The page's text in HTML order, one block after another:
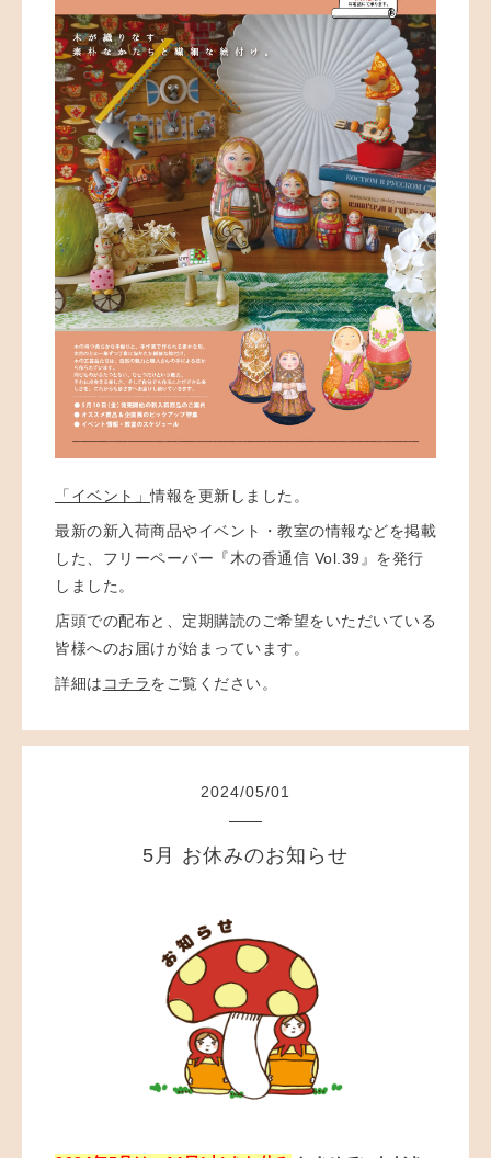
「イベント」情報を更新しました。
最新の新入荷商品やイベント・教室の情報などを掲載
した、フリーペーパー『木の香通信 Vol.39』を発行
しました。
店頭での配布と、定期購読のご希望をいただいている
皆様へのお届けが始まっています。
詳細は コチラをご覧ください。
2024/05/01
5月 お休みのお知らせ